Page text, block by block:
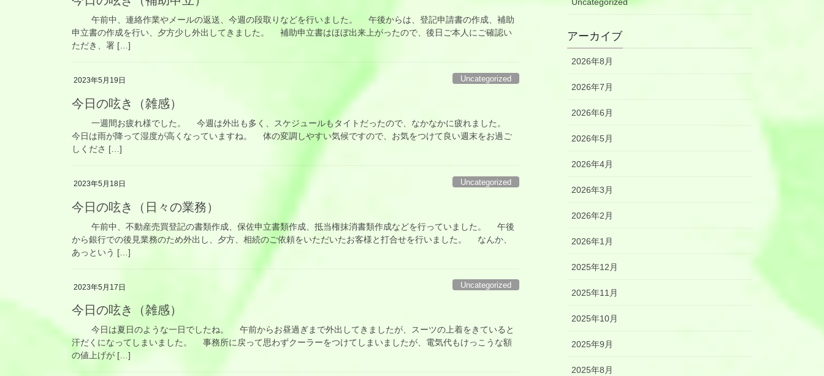
午前中、連絡作業やメールの返送、今週の段取りなどを行いました。 午後からは、登記申請書の作成、補助
申立書の作成を行い、夕方少し外出してきました。 補助申立書はほぼ出来上がったので、後日ご本人にご確認い
ただき、署 […]
2023年5月19日 Uncategorized
今日の呟き（雑感）
一週間お疲れ様でした。 今週は外出も多く、スケジュールもタイトだったので、なかなかに疲れました。
今日は雨が降って湿度が高くなっていますね。 体の変調しやすい気候ですので、お気をつけて良い週末をお過ご
しくださ […]
2023年5月18日 Uncategorized
今日の呟き（日々の業務）
午前中、不動産売買登記の書類作成、保佐申立書類作成、抵当権抹消書類作成などを行っていました。 午後
から銀行での後見業務のため外出し、夕方、相続のご依頼をいただいたお客様と打合せを行いました。 なんか、
あっという […]
2023年5月17日 Uncategorized
今日の呟き（雑感）
今日は夏日のような一日でしたね。 午前からお昼過ぎまで外出してきましたが、スーツの上着をきていると
汗だくになってしまいました。 事務所に戻って思わずクーラーをつけてしまいましたが、電気代もけっこうな額
の値上げが […]
アーカイブ
2026年8月
2026年7月
2026年6月
2026年5月
2026年4月
2026年3月
2026年2月
2026年1月
2025年12月
2025年11月
2025年10月
2025年9月
2025年8月